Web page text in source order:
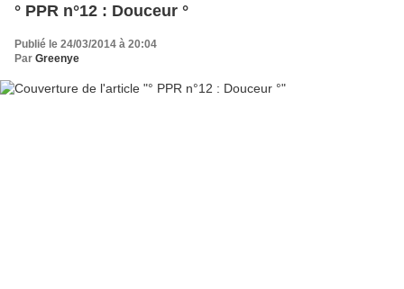
° PPR n°12 : Douceur °
Publié le 24/03/2014 à 20:04
Par Greenye